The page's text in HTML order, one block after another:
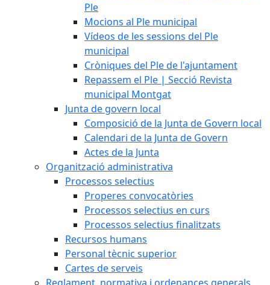
Ple
Mocions al Ple municipal
Vídeos de les sessions del Ple
municipal
Cròniques del Ple de l'ajuntament
Repassem el Ple | Secció Revista
municipal Montgat
Junta de govern local
Composició de la Junta de Govern local
Calendari de la Junta de Govern
Actes de la Junta
Organització administrativa
Processos selectius
Properes convocatòries
Processos selectius en curs
Processos selectius finalitzats
Recursos humans
Personal tècnic superior
Cartes de serveis